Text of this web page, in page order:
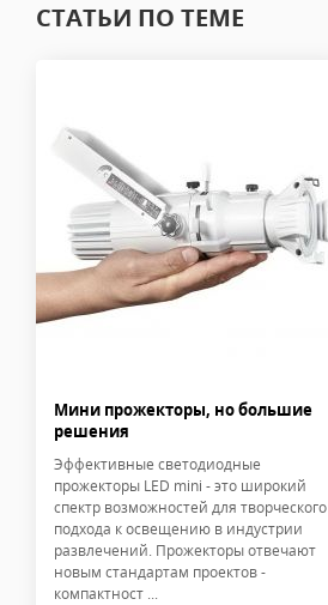
СТАТЬИ ПО ТЕМЕ
Мини прожекторы, но большие
решения
Эффективные светодиодные
прожекторы LED mini - это широкий
спектр возможностей для творческого
подхода к освещению в индустрии
развлечений. Прожекторы отвечают
новым стандартам проектов -
компактност ...